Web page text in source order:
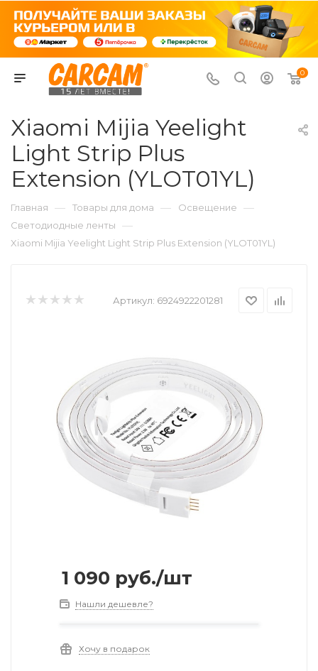
0
Xiaomi Mijia Yeelight
Light Strip Plus
Extension (YLOT01YL)
Главная — Товары для дома — Освещение —
Светодиодные ленты —
Xiaomi Mijia Yeelight Light Strip Plus Extension (YLOT01YL)
Артикул: 6924922201281
1 090 руб./шт
Нашли дешевле?
Хочу в подарок